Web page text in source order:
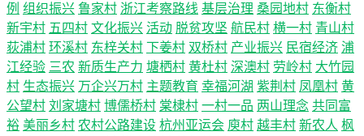
例 组织振兴 鲁家村 浙江考察路线 基层治理 桑园地村 东衡村
新宇村 五四村 文化振兴 活动 脱贫攻坚 航民村 横一村 青山村
荻浦村 环溪村 东梓关村 下姜村 双桥村 产业振兴 民宿经济 浦
江经验 三农 新质生产力 塘栖村 黄杜村 深澳村 劳岭村 大竹园
村 生态振兴 万企兴万村 主题教育 幸福河湖 紫荆村 凤凰村 黄
公望村 刘家塘村 博儒桥村 棠棣村 一村一品 两山理念 共同富
裕 美丽乡村 农村公路建设 杭州亚运会 庾村 越丰村 新农人 枫